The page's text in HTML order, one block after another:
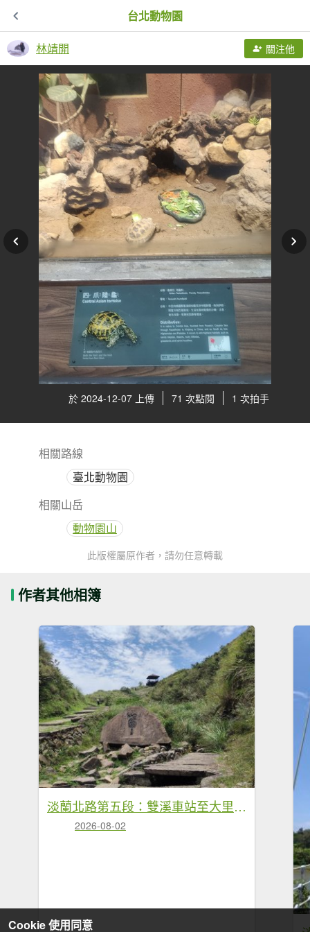
台北動物園
林靖開 關注他
於 2024-12-07 上傳 71 次點閱 1 次拍手
相關路線
臺北動物園
相關山岳
動物園山
此版權屬原作者，請勿任意轉載
作者其他相簿
淡蘭北路第五段：雙溪車站至大里車站
2026-08-02
Cookie 使用同意